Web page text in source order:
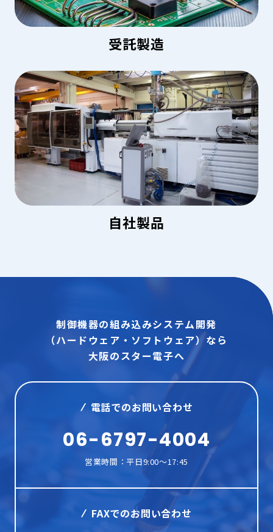
受託製造
自社製品
制御機器の組み込みシステム開発
（ハードウェア・ソフトウェア）なら
大阪のスター電子へ
電話でのお問い合わせ
06-6797-4004
営業時間：平日9:00～17:45
FAXでのお問い合わせ